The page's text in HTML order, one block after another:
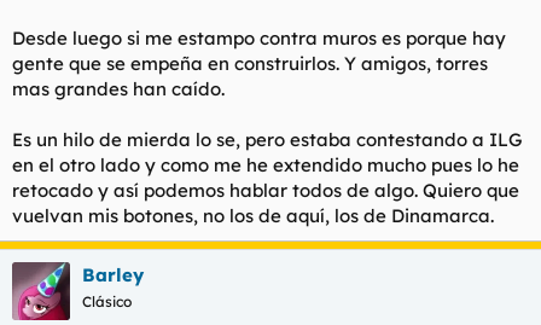
Desde luego si me estampo contra muros es porque hay
gente que se empeña en construirlos. Y amigos, torres
mas grandes han caído.
Es un hilo de mierda lo se, pero estaba contestando a ILG
en el otro lado y como me he extendido mucho pues lo he
retocado y así podemos hablar todos de algo. Quiero que
vuelvan mis botones, no los de aquí, los de Dinamarca.
Barley
Clásico